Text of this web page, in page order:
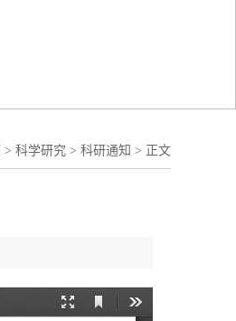
> 科学研究 > 科研通知 > 正文